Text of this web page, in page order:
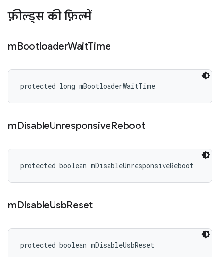
फ़ील्ड्स की फ़िल्में
mBootloaderWaitTime
protected long mBootloaderWaitTime
mDisableUnresponsiveReboot
protected boolean mDisableUnresponsiveReboot
mDisableUsbReset
protected boolean mDisableUsbReset